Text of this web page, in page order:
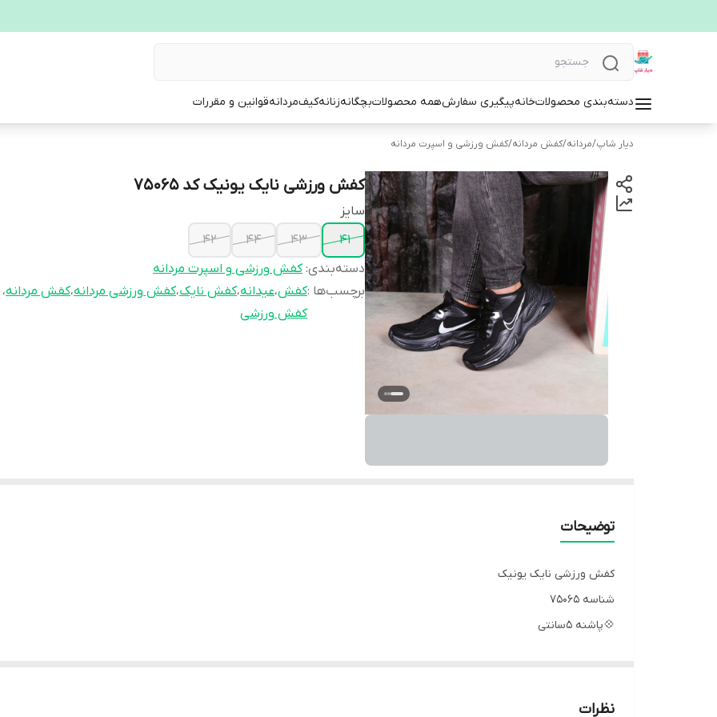
دسته‌بندی محصولاتخانهپیگیری سفارشهمه محصولاتبچگانهزنانهکیفمردانهقوانین و مقررات
دیار شاپ/مردانه/کفش مردانه/کفش ورزشی و اسپرت مردانه
کفش ورزشی نایک یونیک کد 75065
سایز
41
43
44
42
دسته‌بندی:کفش ورزشی و اسپرت مردانه
برچسب‌ها :کفش،عیدانه،کفش نایک،کفش ورزشی مردانه،کفش مردانه،
کفش ورزشی
توضیحات
کفش ورزشی نایک یونیک
شناسه 75065
💠پاشنه 5سانتی
💱 سایز ها : 41 - 42 - 43 - 44 -
نظرات